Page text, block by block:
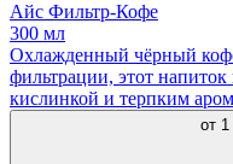
Айс Фильтр-Кофе
300 мл
Охлажденный чёрный
фильтрации, этот
кислинкой и терпким
от